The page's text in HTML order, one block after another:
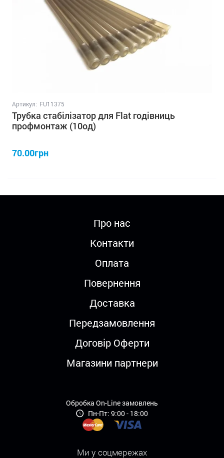
Артикул: FU11375
Трубка стабілізатор для Flat годівниць
профмонтаж (10од)
70.00грн
Про нас
Контакти
Оплата
Повернення
Доставка
Передзамовлення
Договір Оферти
Магазини партнери
Обробка On-Line замовлень
Пн-Пт: 9:00 - 18:00
Ми у соцмережах